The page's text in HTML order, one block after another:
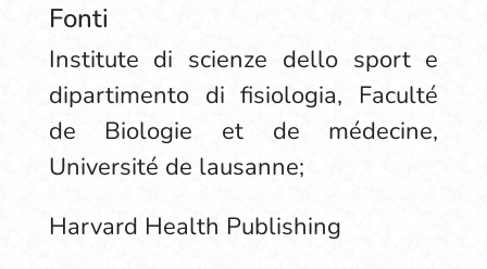
Fonti
Institute di scienze dello sport e
dipartimento di fisiologia, Faculté
de Biologie et de médecine,
Université de lausanne;
Harvard Health Publishing